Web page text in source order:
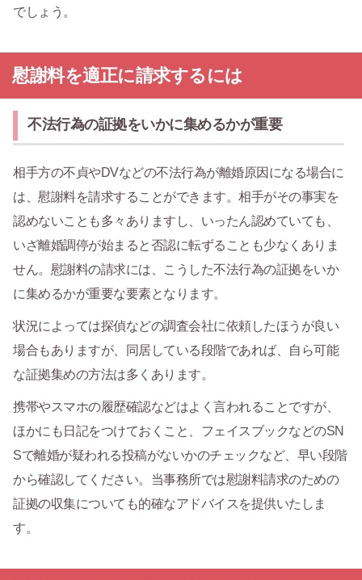
でしょう。
慰謝料を適正に請求するには
不法行為の証拠をいかに集めるかが重要
相手方の不貞やDVなどの不法行為が離婚原因になる場合に
は、慰謝料を請求することができます。相手がその事実を
認めないことも多々ありますし、いったん認めていても、
いざ離婚調停が始まると否認に転ずることも少なくありま
せん。慰謝料の請求には、こうした不法行為の証拠をいか
に集めるかが重要な要素となります。
状況によっては探偵などの調査会社に依頼したほうが良い
場合もありますが、同居している段階であれば、自ら可能
な証拠集めの方法は多くあります。
携帯やスマホの履歴確認などはよく言われることですが、
ほかにも日記をつけておくこと、フェイスブックなどのSN
Sで離婚が疑われる投稿がないかのチェックなど、早い段階
から確認してください。当事務所では慰謝料請求のための
証拠の収集についても的確なアドバイスを提供いたしま
す。